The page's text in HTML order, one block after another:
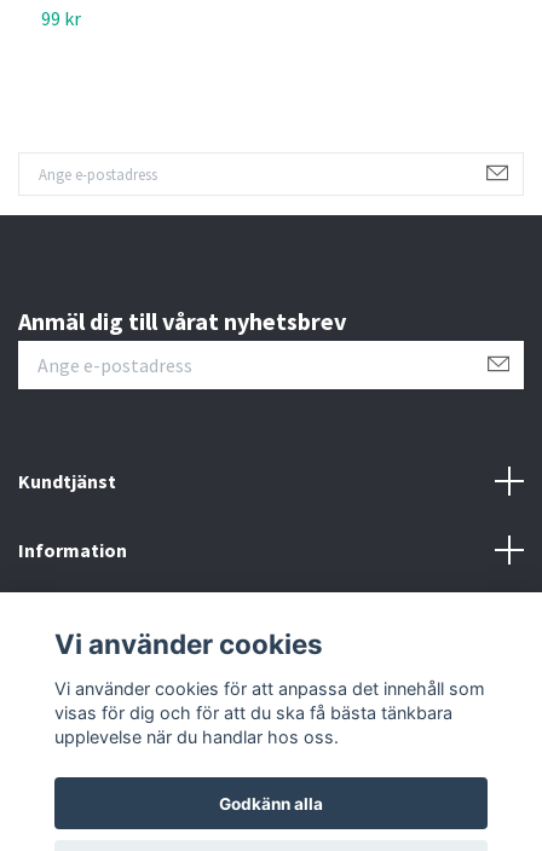
99 kr
Anmäl dig till vårat nyhetsbrev
Kundtjänst
Information
Om Rehabprylar.se
Vi använder cookies
Vi använder cookies för att anpassa det innehåll som
visas för dig och för att du ska få bästa tänkbara
upplevelse när du handlar hos oss.
Godkänn alla